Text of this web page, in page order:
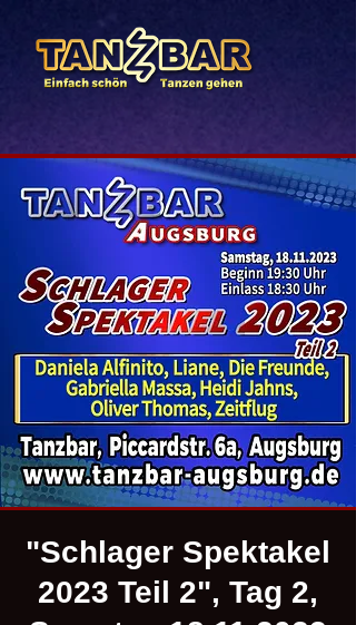
"Schlager Spektakel
2023 Teil 2", Tag 2,